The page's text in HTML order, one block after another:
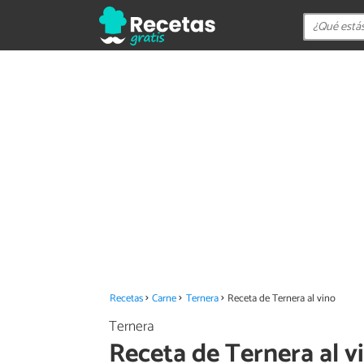
Recetas Carne Ternera Receta de Ternera al vino
Ternera
Receta de Ternera al